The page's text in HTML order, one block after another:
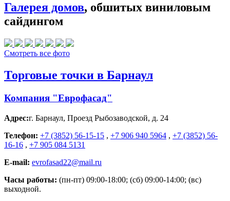
Галерея домов, обшитых виниловым
сайдингом
Смотреть все фото
Торговые точки в Барнаул
Компания "Еврофасад"
Адрес:г. Барнаул, Проезд Рыбозаводской, д. 24
Телефон: +7 (3852) 56-15-15 , +7 906 940 5964 , +7 (3852) 56-
16-16 , +7 905 084 5131
E-mail: evrofasad22@mail.ru
Часы работы: (пн-пт) 09:00-18:00; (сб) 09:00-14:00; (вс)
выходной.